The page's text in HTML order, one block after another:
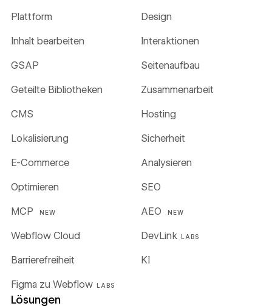
Plattform Design
Inhalt bearbeiten Interaktionen
GSAP Seitenaufbau
Geteilte Bibliotheken Zusammenarbeit
CMS Hosting
Lokalisierung Sicherheit
E-Commerce Analysieren
Optimieren SEO
MCP NEW AEO NEW
Webflow Cloud DevLink LABS
Figma zu Webflow LABS
Barrierefreiheit KI
Lösungen